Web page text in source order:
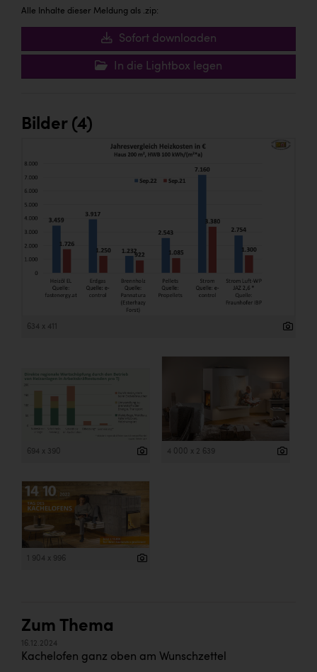
Alle Inhalte dieser Meldung als .zip:
Sofort downloaden
In die Lightbox legen
Bilder (4)
634 x 411
694 x 390 4 000 x 2 639
1 904 x 996
Zum Thema
16.12.2024
Kachelofen ganz oben am Wunschzettel